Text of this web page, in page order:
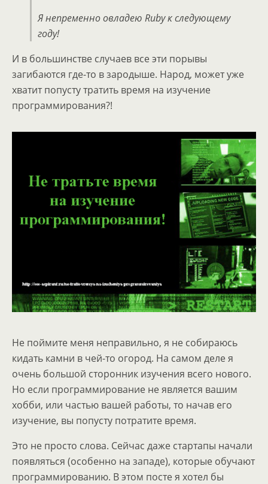
Я непременно овладею Ruby к следующему
году!
И в большинстве случаев все эти порывы
загибаются где-то в зародыше. Народ, может уже
хватит попусту тратить время на изучение
программирования?!
Не поймите меня неправильно, я не собираюсь
кидать камни в чей-то огород. На самом деле я
очень большой сторонник изучения всего нового.
Но если программирование не является вашим
хобби, или частью вашей работы, то начав его
изучение, вы попусту потратите время.
Это не просто слова. Сейчас даже стартапы начали
появляться (особенно на западе), которые обучают
программированию. В этом посте я хотел бы